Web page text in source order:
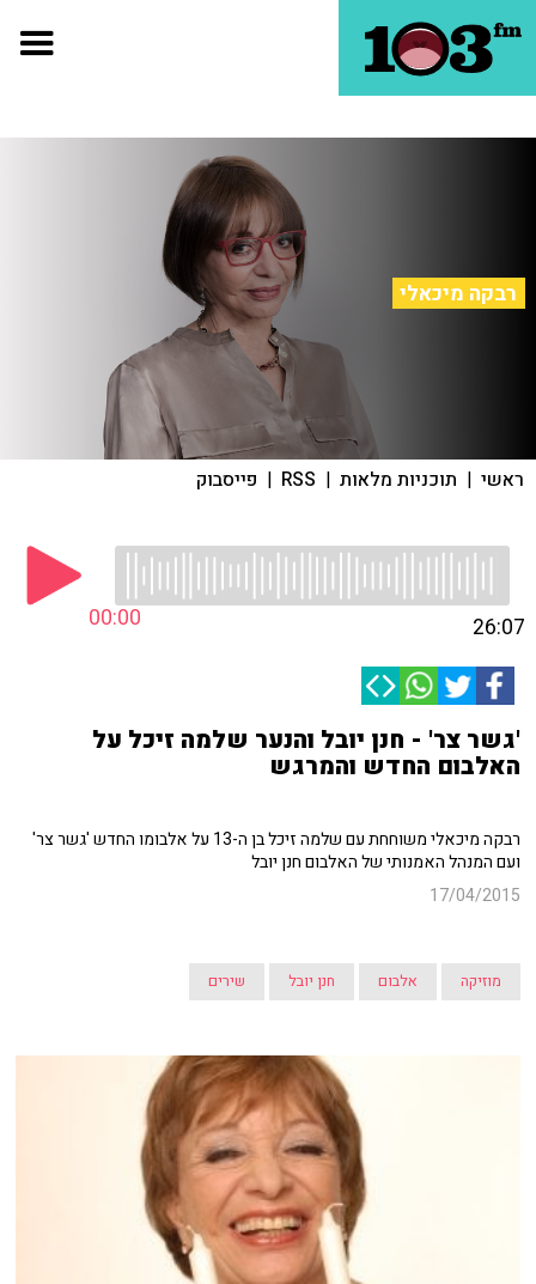
רבקה מיכאלי
ראשי | תוכניות מלאות |
RSS
| פייסבוק
00:00 26:07
'גשר צר' - חנן יובל והנער שלמה זיכל על
האלבום החדש והמרגש
רבקה מיכאלי משוחחת עם שלמה זיכל בן ה-13 על אלבומו החדש 'גשר צר'
ועם המנהל האמנותי של האלבום חנן יובל
17/04/2015
מוזיקה אלבום חנן יובל שירים